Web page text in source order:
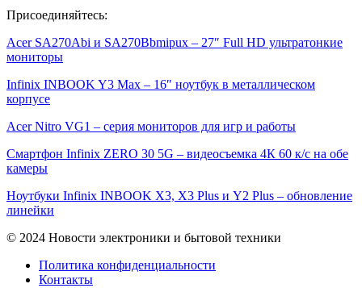
Присоединяйтесь:
Acer SA270Abi и SA270Bbmipux – 27″ Full HD ультратонкие
мониторы
Infinix INBOOK Y3 Max – 16″ ноутбук в металлическом
корпусе
Acer Nitro VG1 – серия мониторов для игр и работы
Смартфон Infinix ZERO 30 5G – видеосъемка 4К 60 к/с на обе
камеры
Ноутбуки Infinix INBOOK X3, X3 Plus и Y2 Plus – обновление
линейки
© 2024 Новости электроники и бытовой техники
Политика конфиденциальности
Контакты